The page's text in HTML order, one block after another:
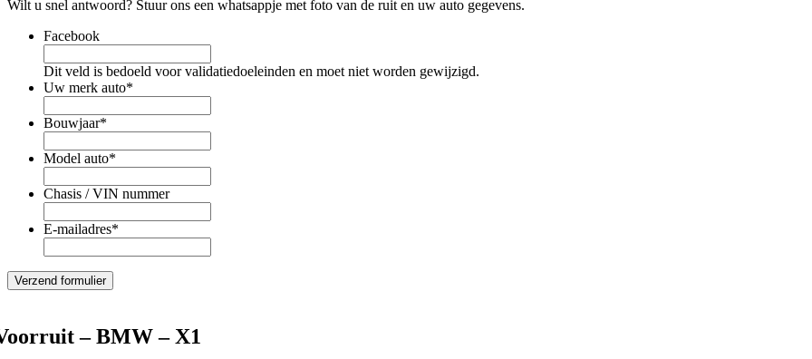
Wilt u snel antwoord? Stuur ons een whatsappje met foto van de ruit en uw auto gegevens.
Facebook
Dit veld is bedoeld voor validatiedoeleinden en moet niet worden gewijzigd.
Uw merk auto*
Bouwjaar*
Model auto*
Chasis / VIN nummer
E-mailadres*
– BMW – X1